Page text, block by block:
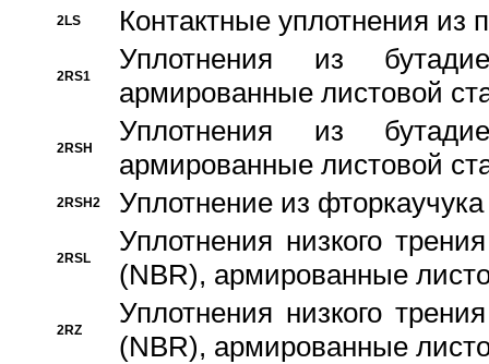
2LS Контактные уплотнения из
2RS1
Уплотнения из
армированные листовой
2RSH
Уплотнения из
армированные листовой
2RSH2 Уплотнение из
2RSL
Уплотнения низкого
(NBR), армированные
2RZ
Уплотнения низкого
(NBR), армированные